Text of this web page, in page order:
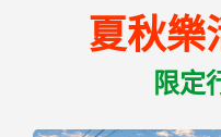
夏秋樂
限定